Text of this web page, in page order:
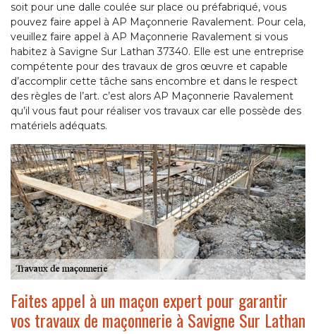
soit pour une dalle coulée sur place ou préfabriqué, vous
pouvez faire appel à AP Maçonnerie Ravalement. Pour cela,
veuillez faire appel à AP Maçonnerie Ravalement si vous
habitez à Savigne Sur Lathan 37340. Elle est une entreprise
compétente pour des travaux de gros œuvre et capable
d’accomplir cette tâche sans encombre et dans le respect
des règles de l’art. c’est alors AP Maçonnerie Ravalement
qu’il vous faut pour réaliser vos travaux car elle possède des
matériels adéquats.
Faites appel à un maçon expert pour garantir
vos travaux de maçonnerie à Savigne Sur Lathan